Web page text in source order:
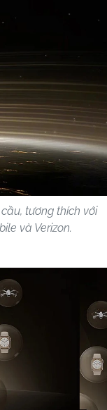
tương thích với
và Verizon.